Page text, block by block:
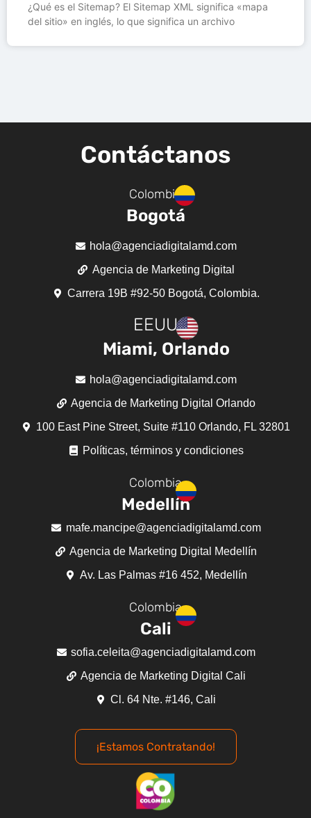
¿Qué es el Sitemap? El Sitemap XML significa «mapa
del sitio» en inglés, lo que significa un archivo
Contáctanos
Colombia
Bogotá
hola@agenciadigitalamd.com
Agencia de Marketing Digital
Carrera 19B #92-50 Bogotá, Colombia.
EEUU
Miami, Orlando
hola@agenciadigitalamd.com
Agencia de Marketing Digital Orlando
100 East Pine Street, Suite #110 Orlando, FL 32801
Políticas, términos y condiciones
Colombia
Medellín
mafe.mancipe@agenciadigitalamd.com
Agencia de Marketing Digital Medellín
Av. Las Palmas #16 452, Medellín
Colombia
Cali
sofia.celeita@agenciadigitalamd.com
Agencia de Marketing Digital Cali
Cl. 64 Nte. #146, Cali
¡Estamos Contratando!